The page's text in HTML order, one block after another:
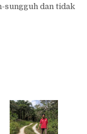
sungguh dan tidak